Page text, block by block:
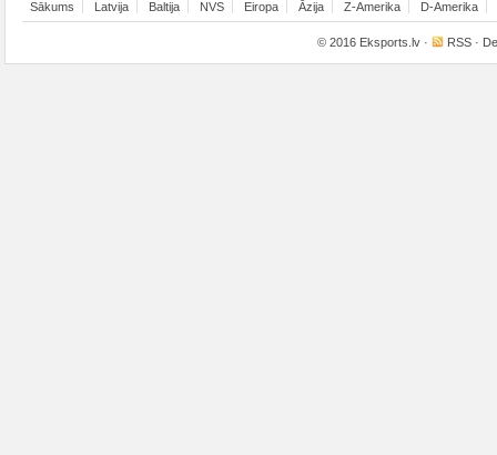
Sākums Latvija Baltija NVS Eiropa Āzija Z-Amerika D-Amerika
© 2016 Eksports.lv · RSS ·